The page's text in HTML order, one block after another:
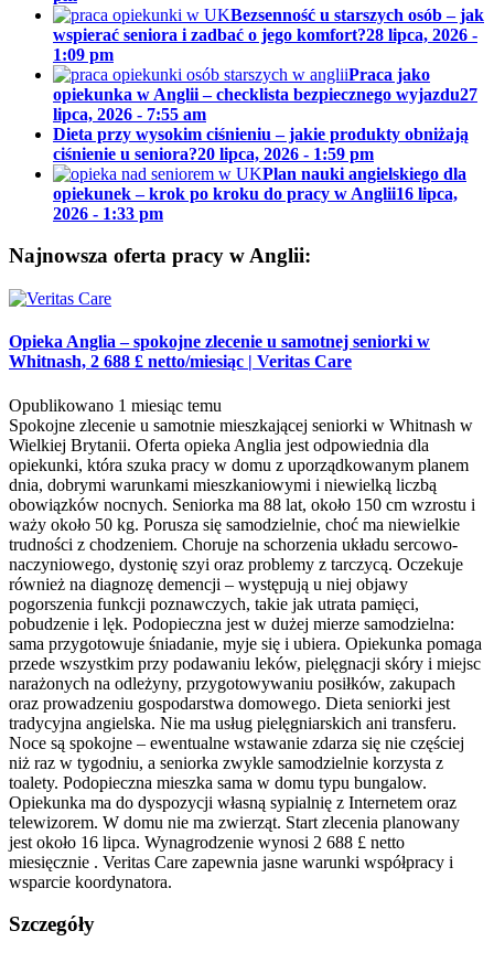
Bezsenność u starszych osób – jak
wspierać seniora i zadbać o jego komfort?28 lipca, 2026 -
1:09 pm
Praca jako
opiekunka w Anglii – checklista bezpiecznego wyjazdu27
lipca, 2026 - 7:55 am
Dieta przy wysokim ciśnieniu – jakie produkty obniżają
ciśnienie u seniora?20 lipca, 2026 - 1:59 pm
Plan nauki angielskiego dla
opiekunek – krok po kroku do pracy w Anglii16 lipca,
2026 - 1:33 pm
Najnowsza oferta pracy w Anglii:
Opieka Anglia – spokojne zlecenie u samotnej seniorki w
Whitnash, 2 688 £ netto/miesiąc | Veritas Care
Opublikowano 1 miesiąc temu
Spokojne zlecenie u samotnie mieszkającej seniorki w Whitnash w
Wielkiej Brytanii. Oferta opieka Anglia jest odpowiednia dla
opiekunki, która szuka pracy w domu z uporządkowanym planem
dnia, dobrymi warunkami mieszkaniowymi i niewielką liczbą
obowiązków nocnych. Seniorka ma 88 lat, około 150 cm wzrostu i
waży około 50 kg. Porusza się samodzielnie, choć ma niewielkie
trudności z chodzeniem. Choruje na schorzenia układu sercowo-
naczyniowego, dystonię szyi oraz problemy z tarczycą. Oczekuje
również na diagnozę demencji – występują u niej objawy
pogorszenia funkcji poznawczych, takie jak utrata pamięci,
pobudzenie i lęk. Podopieczna jest w dużej mierze samodzielna:
sama przygotowuje śniadanie, myje się i ubiera. Opiekunka pomaga
przede wszystkim przy podawaniu leków, pielęgnacji skóry i miejsc
narażonych na odleżyny, przygotowywaniu posiłków, zakupach
oraz prowadzeniu gospodarstwa domowego. Dieta seniorki jest
tradycyjna angielska. Nie ma usług pielęgniarskich ani transferu.
Noce są spokojne – ewentualne wstawanie zdarza się nie częściej
niż raz w tygodniu, a seniorka zwykle samodzielnie korzysta z
toalety. Podopieczna mieszka sama w domu typu bungalow.
Opiekunka ma do dyspozycji własną sypialnię z Internetem oraz
telewizorem. W domu nie ma zwierząt. Start zlecenia planowany
jest około 16 lipca. Wynagrodzenie wynosi 2 688 £ netto
miesięcznie . Veritas Care zapewnia jasne warunki współpracy i
wsparcie koordynatora.
Szczegóły